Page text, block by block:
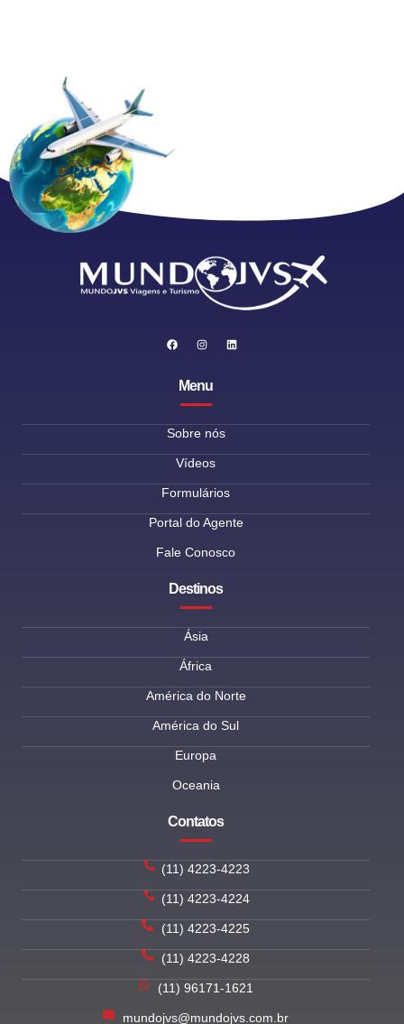
Menu
Sobre nós
Vídeos
Formulários
Portal do Agente
Fale Conosco
Destinos
Ásia
África
América do Norte
América do Sul
Europa
Oceania
Contatos
(11) 4223-4223
(11) 4223-4224
(11) 4223-4225
(11) 4223-4228
(11) 96171-1621
mundojvs@mundojvs.com.br